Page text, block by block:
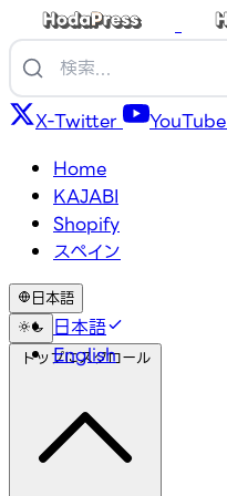
X-Twitter YouTube
Home
KAJABI
Shopify
スペイン
日本語
日本語
English
トップにスクロール